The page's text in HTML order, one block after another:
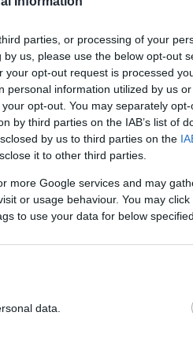
parties, or processing of your
us, please use the below opt-out
opt-out request is processed
personal information utilized by us
opt-out. You may separately
by third parties on the IAB’s list of
by us to third parties on the
it to other third parties.
more Google services and may
or usage behaviour. You may
to use your data for below
data.
και τα
τον Ιούδα και